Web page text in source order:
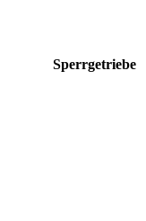
Sperrgetriebe